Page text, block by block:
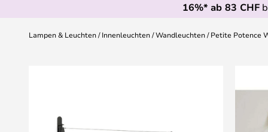
16%* ab 83 CHF
Lampen & Leuchten Innenleuchten Wandleuchten Petite Potence
Bildgalerie